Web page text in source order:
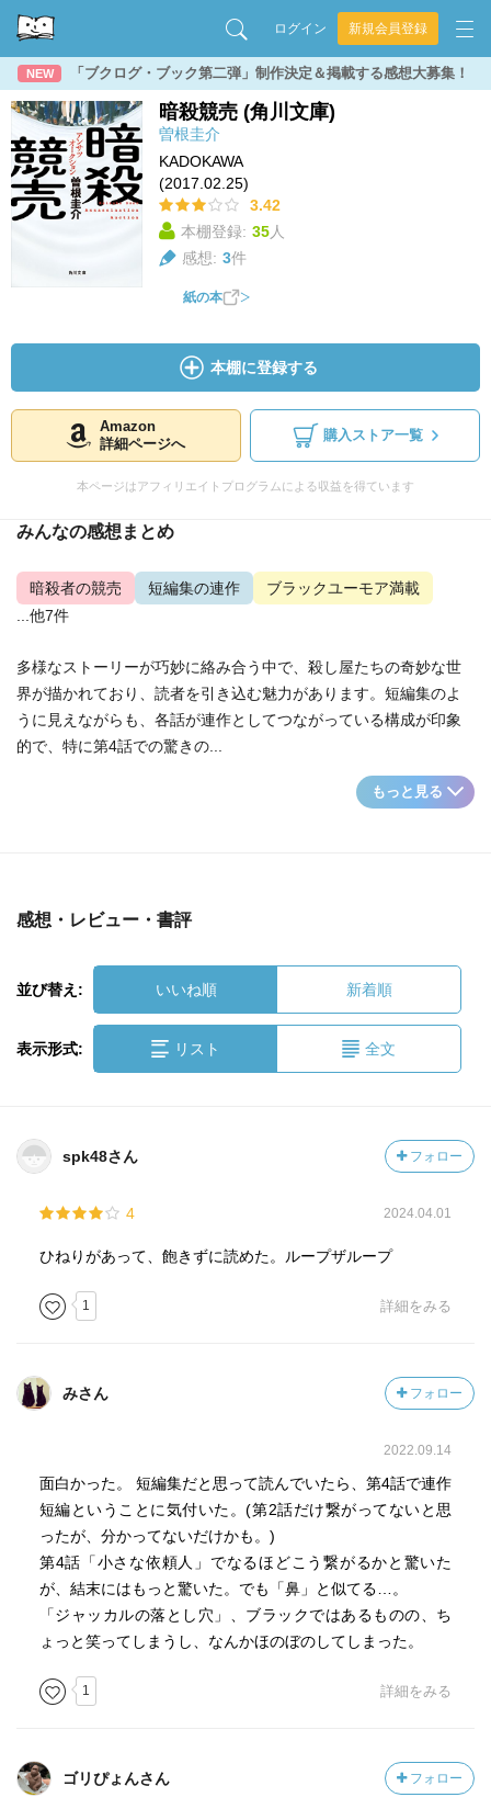
ログイン 新規会員登録
NEW 「ブクログ・ブック第二弾」制作決定＆掲載する感想大募集！
暗殺競売 (角川文庫)
曽根圭介
KADOKAWA
(2017.02.25)
3.42
本棚登録: 35人
感想: 3件
紙の本
本棚に登録する
Amazon
詳細ページへ
購入ストア一覧
本ページはアフィリエイトプログラムによる収益を得ています
みんなの感想まとめ
暗殺者の競売 短編集の連作
ブラックユーモア満載
...他7件
多様なストーリーが巧妙に絡み合う中で、殺し屋たちの奇妙な世
界が描かれており、読者を引き込む魅力があります。短編集のよ
うに見えながらも、各話が連作としてつながっている構成が印象
的で、特に第4話での驚きの...
もっと見る
感想・レビュー・書評
並び替え: いいね順 新着順
表示形式: リスト 全文
spk48さん フォロー
4 2024.04.01
ひねりがあって、飽きずに読めた。ループザループ
1 詳細をみる
みさん フォロー
2022.09.14
面白かった。 短編集だと思って読んでいたら、第4話で連作
短編ということに気付いた。(第2話だけ繋がってないと思
ったが、分かってないだけかも。)
第4話「小さな依頼人」でなるほどこう繋がるかと驚いた
が、結末にはもっと驚いた。でも「鼻」と似てる…。
「ジャッカルの落とし穴」、ブラックではあるものの、ち
ょっと笑ってしまうし、なんかほのぼのしてしまった。
1 詳細をみる
ゴリぴょんさん フォロー